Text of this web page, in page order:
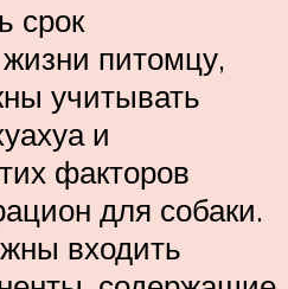
срок
питомцу,
учитывать
и
факторов
для собаки.
входить